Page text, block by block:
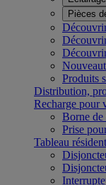
Pièces
Produits
Distribution,
Recharge pour
Borne de
Prise
Tableau